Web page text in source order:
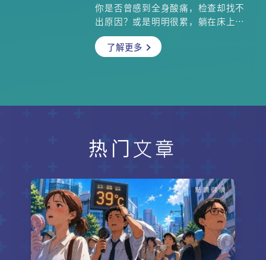
你是否曾感到全身酸痛，检查却找不
出原因？或是明明很累，躺在床上大
脑却停不下来？现代医学称之为「自
律神经失调」，而在中医的视角里，
电影大哭一场；如果你思绪纠结，一
合中医七情与现代 MBTI 性格标签，
揭露情绪之间动态平衡的秘密，并详
定疾病，并提供应对方案。你会学到
如何像园艺师一样，利用不同情绪的
能量来「以毒攻毒」，在混沌的现代
生活中，为自己建立一套强大的情绪
免疫系统。
了解更多
热门文章